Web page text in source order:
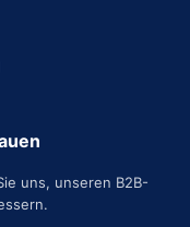
uns, unseren B2B-